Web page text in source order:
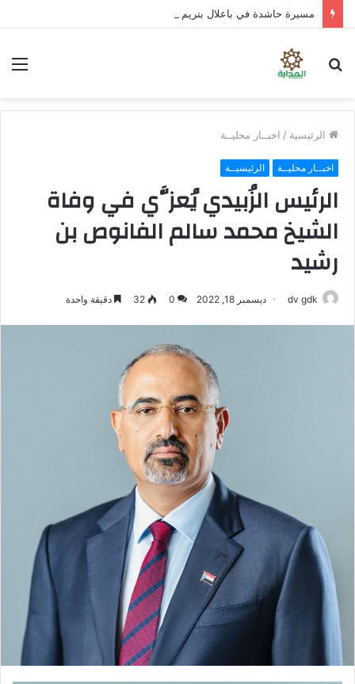
الرئيسية / اخبــار محليــة
اخبــار محليــة الرئيسيــة
الرئيس الزُبيدي يُعزَّي في وفاة
الشيخ محمد سالم الفانوص بن
رشيد
dv gdk ديسمبر 18, 2022 0
32 دقيقة واحدة